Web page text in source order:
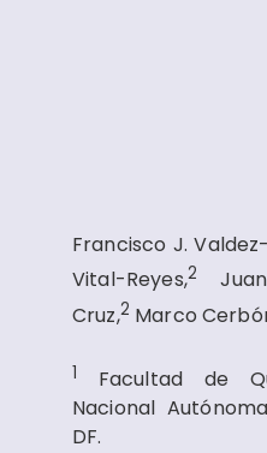
Francisco J.
Vital-Reyes,2
Cruz,2 Marco
1 Facultad de
Nacional
DF.